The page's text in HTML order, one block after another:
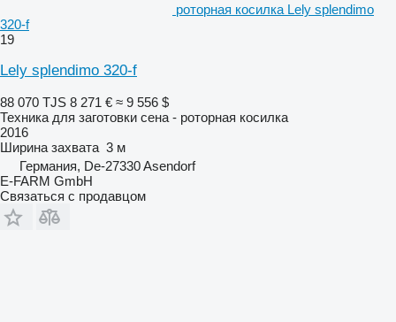
роторная косилка Lely splendimo
320-f
19
Lely splendimo 320-f
88 070 TJS 8 271 € ≈ 9 556 $
Техника для заготовки сена - роторная косилка
2016
Ширина захвата 3 м
Германия, De-27330 Asendorf
E-FARM GmbH
Связаться с продавцом